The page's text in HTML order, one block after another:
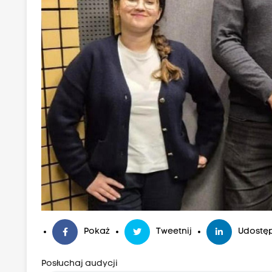
Pokaż Tweetnij
Posłuchaj audycji